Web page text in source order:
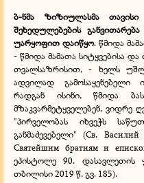
ბ-ნმა ზიზიულასმა თავისი
შეხედულებების
უარყოფით დაიწყო. წმიდა
- წმიდა მამათა სიტყვებისა
თვალსაზრისით, - ხელს
ადვილად გამოსაყენებელი
რადგან ისინი, წმიდა
მზაკვარმეტყველებენ, ვიდრე
"პირველობას იხვეჭს
განმაძევებელი" (Св.
Святейшим братиям и
ეპისტოლე 90. დასავლეთის
თბილისი 2019 წ. გვ. 185).